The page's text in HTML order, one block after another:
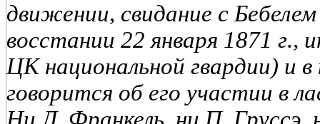
движении, свидание с
восстании 22 января 1871 г.,
ЦК национальной гвардии) и
говорится об его участии в
Ни Л. Франкель, ни П. Груссэ,